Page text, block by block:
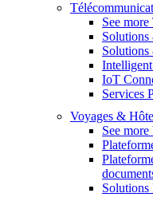
See
Solutions
Solutions
IoT
Services
Voyages &
See